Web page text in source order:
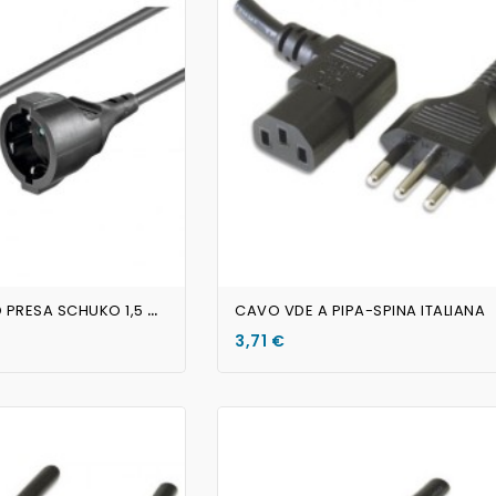
C
AVO VDE MASCHIO PRESA SCHUKO 1,5 Metri CAVO VDE A PIPA-SPINA ITALIANA
3,71 €